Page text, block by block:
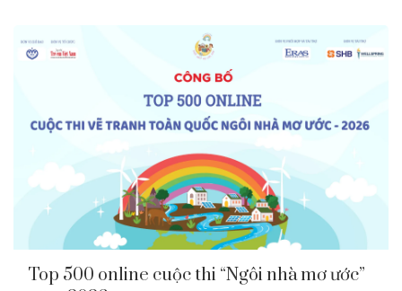
Top 500 online cuộc thi “Ngôi nhà mơ ước”